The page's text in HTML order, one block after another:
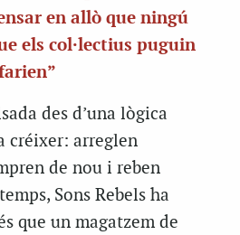
en allò que ningú
els col·lectius puguin
des d’una lògica
créixer: arreglen
de nou i reben
Sons Rebels ha
que un magatzem de